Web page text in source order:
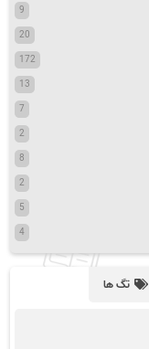
9
20
172
13
7
2
8
2
5
4
تگ ها